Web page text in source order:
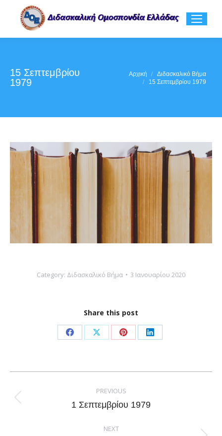
15 Σεπτεμβρίου
1979
Αρχική
Διδασκαλικό Βήμα
15 Σεπτεμβρίου 1979
Category: Διδασκαλικό Βήμα 3 Ιανουαρίου 2020
Share this post
Share
Facebook
Share
X
Share
Pinterest
Share
LinkedIn
navigation
PREVIOUS
Previous
1 Σεπτεμβρίου 1979
NEXT